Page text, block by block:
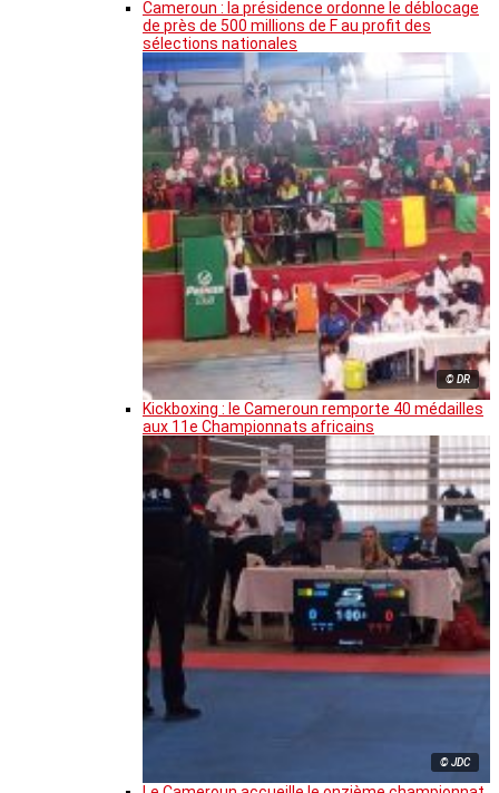
Cameroun : la présidence ordonne le déblocage
de près de 500 millions de F au profit des
sélections nationales
© DR
Kickboxing : le Cameroun remporte 40 médailles
aux 11e Championnats africains
© JDC